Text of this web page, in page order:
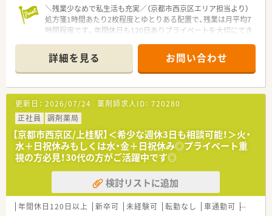
■年間休日は120日以上しっかりと確保されているため、仕事と
プライベートの調和を図りながら働けます。
＼残業少なめで私生活も充実／（京都市西京区エリア担当より）
処方箋1時間あたり2枚程度とゆとりある配置で、残業は月平均7
時間程度です。年間休日も120日ありプライベートを大切にでき
＊------------------------------------------＊
【求人情報について】
■正社員として勤務薬剤師を募集しており、経験を考慮した高水
準の給与提示が可能な魅力ある求人です。
■各種手当が充実しているほか、昇給は年1回、賞与は年2回支給
されるなど安定した待遇が用意されています。
■未経験やブランクのある方も応募が可能で、ご自身のライフス
タイルに合わせたシフト制で勤務できます。
【勤務実態について】
■1日の労働時間は基本8時間をベースに組まれており、週40時
間の適切な勤務体制が整っています。
■残業時間は月平均で7.2時間程度と非常に少なく、1分単位でし
っかりと支給されるため安心です。
■休日数は年間120日と業界内でも多く、月9日から11日のお休
詳細を見る お問い合わせ
更新日： 2026/07/24 薬剤師求人ID： 720280
正社員
調剤薬局
【京都市西京区/上桂駅】＜希少な週休3日も相談可能！＞火・
水＋日祝休みもしくは水・金＋日祝休み◎プライベート重
視の方必見！30代の方がご活躍中です◎
検討リストに追加
年間休日120日以上 新卒可 未経験可 転勤なし 車通勤可 大手チ